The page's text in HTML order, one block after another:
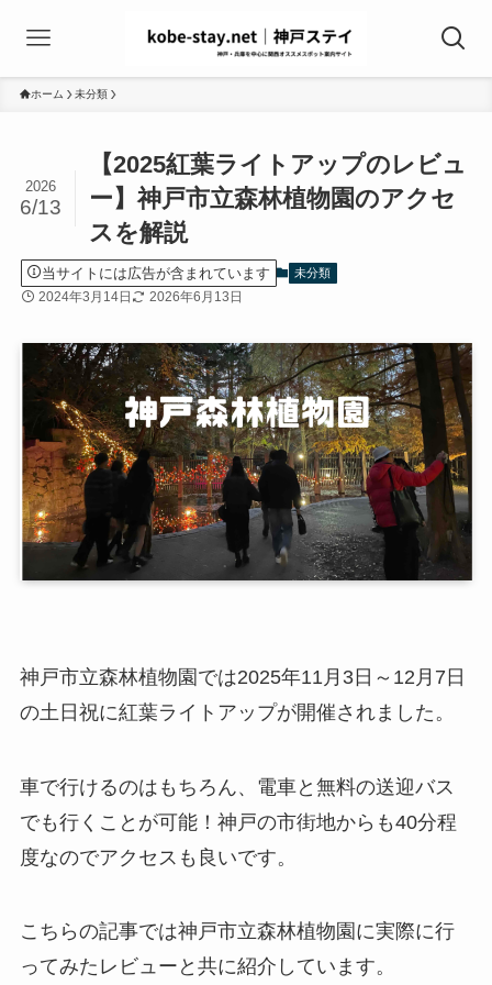
ホーム 未分類
【2025紅葉ライトアップのレビュ
ー】神戸市立森林植物園のアクセ
スを解説
2026
6/13
当サイトには広告が含まれています 未分類
2024年3月14日 2026年6月13日
神戸市立森林植物園では2025年11月3日～12月7日
の土日祝に紅葉ライトアップが開催されました。
車で行けるのはもちろん、電車と無料の送迎バス
でも行くことが可能！神戸の市街地からも40分程
度なのでアクセスも良いです。
こちらの記事では神戸市立森林植物園に実際に行
ってみたレビューと共に紹介しています。